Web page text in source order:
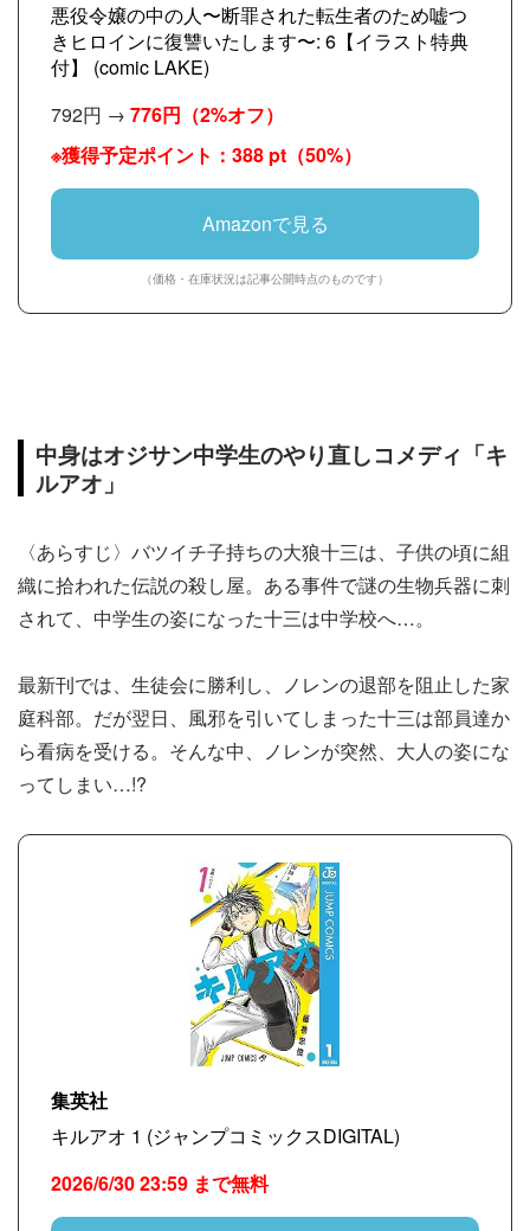
悪役令嬢の中の人〜断罪された転生者のため嘘つ
きヒロインに復讐いたします〜: 6【イラスト特典
付】 (comic LAKE)
792円 → 776円 （2%オフ）
※獲得予定ポイント：388 pt（50%）
Amazonで見る
（価格・在庫状況は記事公開時点のものです）
中身はオジサン中学生のやり直しコメディ「キ
ルアオ」
〈あらすじ〉バツイチ子持ちの大狼十三は、子供の頃に組
織に拾われた伝説の殺し屋。ある事件で謎の生物兵器に刺
されて、中学生の姿になった十三は中学校へ…。
最新刊では、生徒会に勝利し、ノレンの退部を阻止した家
庭科部。だが翌日、風邪を引いてしまった十三は部員達か
ら看病を受ける。そんな中、ノレンが突然、大人の姿にな
ってしまい…!?
集英社
キルアオ 1 (ジャンプコミックスDIGITAL)
2026/6/30 23:59 まで無料